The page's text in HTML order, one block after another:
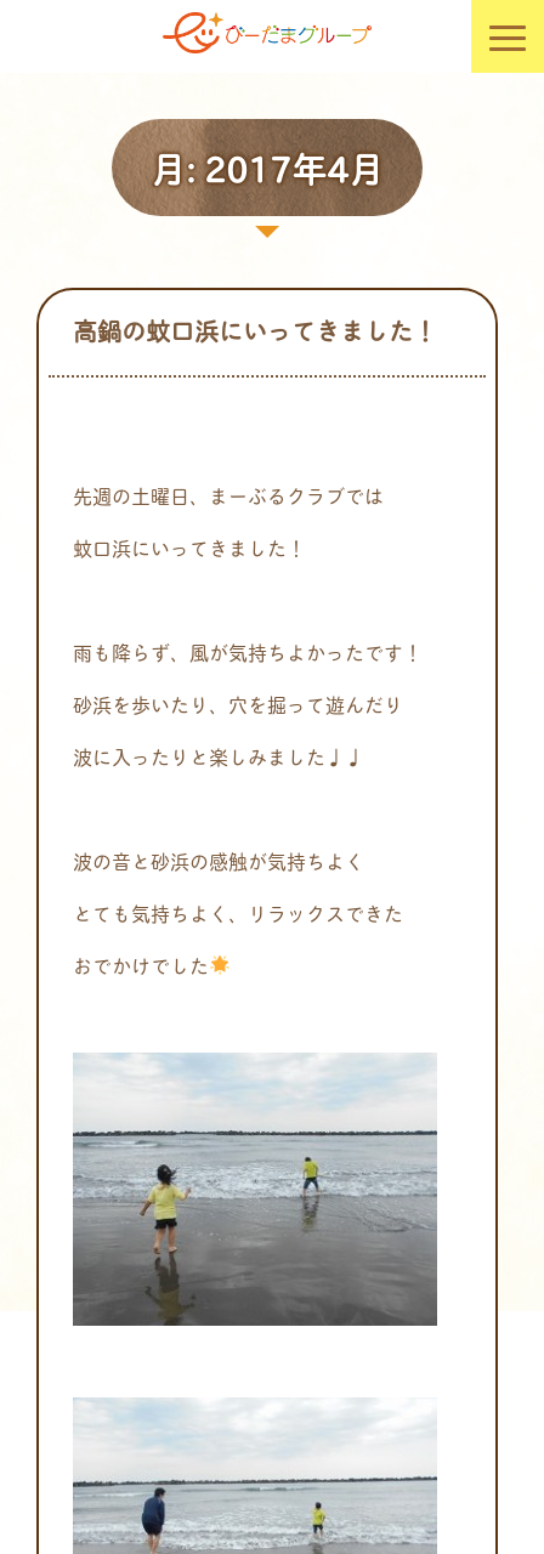
月:2017年4月
高鍋の蚊口浜にいってきました！
先週の土曜日、まーぶるクラブでは
蚊口浜にいってきました！
雨も降らず、風が気持ちよかったです！
砂浜を歩いたり、穴を掘って遊んだり
波に入ったりと楽しみました♩♩
波の音と砂浜の感触が気持ちよく
とても気持ちよく、リラックスできた
おでかけでした